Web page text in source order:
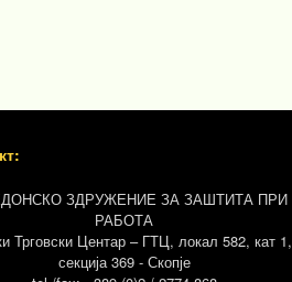
ЗДРУЖЕНИЕ ЗА ЗАШТИТА ПРИ
РАБОТА
Трговски Центар – ГТЦ, локал 582, кат 1,
секција 369 - Скопје